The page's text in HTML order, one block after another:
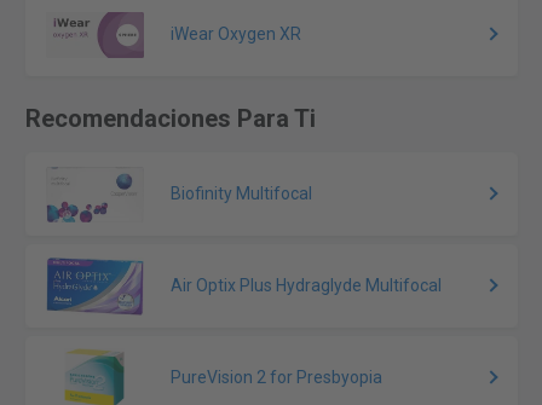
iWear Oxygen XR
Recomendaciones Para Ti
Biofinity Multifocal
Air Optix Plus Hydraglyde Multifocal
PureVision 2 for Presbyopia